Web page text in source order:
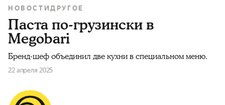
НОВОСТИДРУГОЕ
Паста по-грузински в
Megobari
Бренд-шеф объединил две кухни в специальном меню.
22 апреля 2025